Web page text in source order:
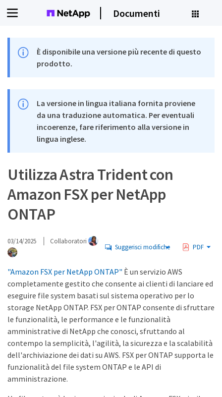
Documenti
È disponibile una versione più recente di questo
prodotto.
La versione in lingua italiana fornita proviene
da una traduzione automatica. Per eventuali
incoerenze, fare riferimento alla versione in
lingua inglese.
Utilizza Astra Trident con
Amazon FSX per NetApp
ONTAP
03/14/2025 Collaboratori
Suggerisci modifiche PDF
"Amazon FSX per NetApp ONTAP" È un servizio AWS
completamente gestito che consente ai clienti di lanciare ed
eseguire file system basati sul sistema operativo per lo
storage NetApp ONTAP. FSX per ONTAP consente di sfruttare
le funzionalità, le performance e le funzionalità
amministrative di NetApp che conosci, sfruttando al
contempo la semplicità, l'agilità, la sicurezza e la scalabilità
dell'archiviazione dei dati su AWS. FSX per ONTAP supporta le
funzionalità del file system ONTAP e le API di
amministrazione.